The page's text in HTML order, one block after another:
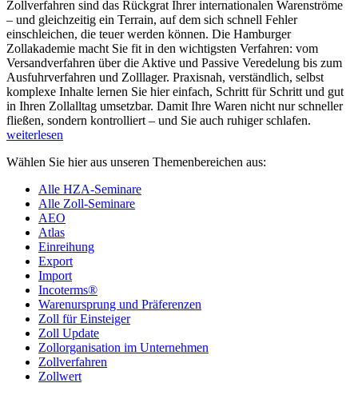
Zollverfahren sind das Rückgrat Ihrer internationalen Warenströme
– und gleichzeitig ein Terrain, auf dem sich schnell Fehler
einschleichen, die teuer werden können. Die Hamburger
Zollakademie macht Sie fit in den wichtigsten Verfahren: vom
Versandverfahren über die Aktive und Passive Veredelung bis zum
Ausfuhrverfahren und Zolllager. Praxisnah, verständlich, selbst
komplexe Inhalte lernen Sie hier einfach, Schritt für Schritt und gut
in Ihren Zollalltag umsetzbar. Damit Ihre Waren nicht nur schneller
fließen, sondern kontrolliert – und Sie auch ruhiger schlafen.
weiterlesen
Wählen Sie hier aus unseren Themenbereichen aus:
Alle HZA-Seminare
Alle Zoll-Seminare
AEO
Atlas
Einreihung
Export
Import
Incoterms®
Warenursprung und Präferenzen
Zoll für Einsteiger
Zoll Update
Zollorganisation im Unternehmen
Zollverfahren
Zollwert